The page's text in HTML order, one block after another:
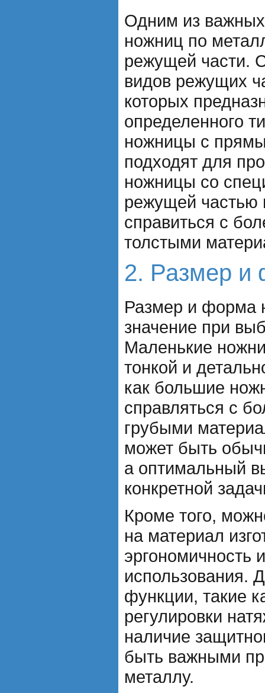
Одним из
ножниц по
режущей части.
видов режущих
которых
определенного
ножницы с
подходят для
ножницы со
режущей частью
справиться с
толстыми
2. Размер и
Размер и форма
значение при
Маленькие
тонкой и
как большие
справляться с
грубыми
может быть
а оптимальный
конкретной
Кроме того,
на материал
эргономичность
использования.
функции, такие
регулировки
наличие
быть важными
металлу.